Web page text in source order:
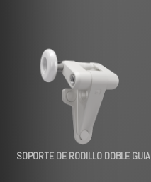
SOPORTE DE RODILLO DOBLE GUIA